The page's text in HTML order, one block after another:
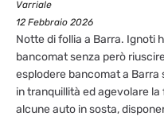
Varriale
12 Febbraio 2026
Notte di follia a Barra. Ignoti
bancomat senza però
esplodere bancomat a
in tranquillità ed agevolare
alcune auto in sosta,